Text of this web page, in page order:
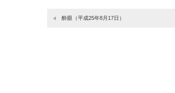
酔眼（平成25年8月17日）